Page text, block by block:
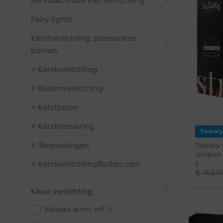
Fairy lights
Kerstverlichting accessoires
binnen
« Kerstverlichting
« Buitenverlichting
« Kerstboom
« Kerstversiering
« Toepassingen
« KerstverlichtingBuiten.com
Kleur verlichting
Klassiek warm wit
Twinkly
Twinkly
lampjes
2
€